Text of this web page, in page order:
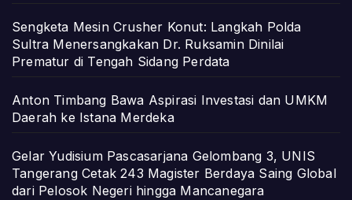
Sengketa Mesin Crusher Konut: Langkah Polda
Sultra Menersangkakan Dr. Ruksamin Dinilai
Prematur di Tengah Sidang Perdata
Anton Timbang Bawa Aspirasi Investasi dan UMKM
Daerah ke Istana Merdeka
Gelar Yudisium Pascasarjana Gelombang 3, UNIS
Tangerang Cetak 243 Magister Berdaya Saing Global
dari Pelosok Negeri hingga Mancanegara